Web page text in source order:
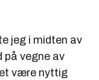
jeg i midten av
på vegne av
være nyttig